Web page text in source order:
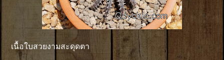
เนื้อใบสวยงามสะดุดตา